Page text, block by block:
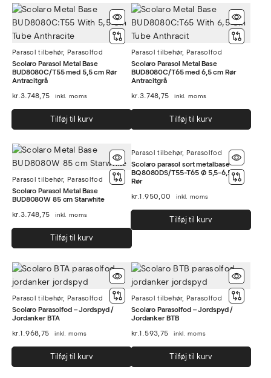
Parasol tilbehør, Parasolfod
Scolaro Parasol Metal Base
BUD8080C/T55 med 5,5 cm Rør
Antracitgrå
kr.3.748,75 inkl. moms
Tilføj til kurv
Parasol tilbehør, Parasolfod
Scolaro Parasol Metal Base
BUD8080C/T65 med 6,5 cm Rør
Antracitgrå
kr.3.748,75 inkl. moms
Tilføj til kurv
Parasol tilbehør, Parasolfod
Scolaro Parasol Metal Base
BUD8080W 85 cm Starwhite
kr.3.748,75 inkl. moms
Tilføj til kurv
Parasol tilbehør, Parasolfod
Scolaro parasol sort metalbase
BQ8080DS/T55-T65 Ø 5,5-6,5cm
Rør
kr.1.950,00 inkl. moms
Tilføj til kurv
Parasol tilbehør, Parasolfod
Scolaro Parasolfod – Jordspyd /
Jordanker BTA
kr.1.968,75 inkl. moms
Tilføj til kurv
Parasol tilbehør, Parasolfod
Scolaro Parasolfod – Jordspyd /
Jordanker BTB
kr.1.593,75 inkl. moms
Tilføj til kurv